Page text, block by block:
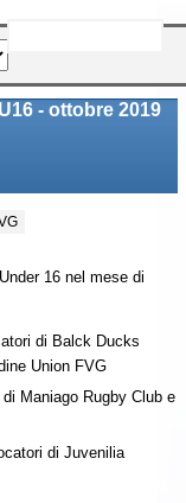
- ottobre 2019
16 nel mese di
di Balck Ducks
Union FVG
Maniago Rugby Club e
di Juvenilia